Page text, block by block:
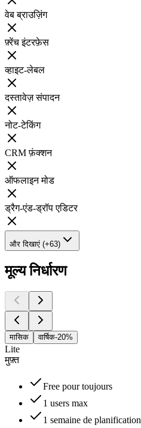
वेब ब्राउज़िंग
फ़्रेंच इंटरफ़ेस
व्हाइट-लेबल
दस्तावेज़ संपादन
नोट-टेकिंग
CRM फ़ंक्शन
ऑफलाइन मोड
ड्रैग-एंड-ड्रॉप एडिटर
और दिखाएं (+63)
मूल्य निर्धारण
मासिक वार्षिक-20%
Lite
मुफ़्त
Free pour toujours
1 users max
1 semaine de planification